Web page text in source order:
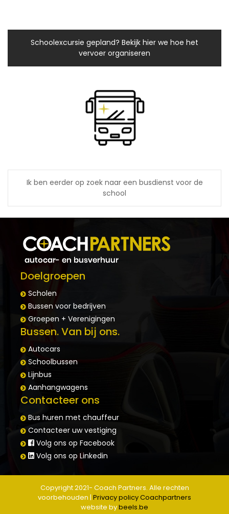
Schoolexcursie gepland? Bekijk hier we hoe het
vervoer organiseren
Ik ben eerder op zoek naar een busdienst voor de
school
Doelgroepen
Scholen
Bussen voor bedrijven
Groepen + Verenigingen
Bussen. Van bij ons.
Autocars
Schoolbussen
Lijnbus
Aanhangwagens
Contacteer ons
Bus huren met chauffeur
Contacteer uw vestiging
Volg ons op Facebook
Volg ons op Linkedin
Copyright 2021- Coach Partners. Alle rechten
voorbehouden | Privacy policy Coachpartners
website bybeels.be